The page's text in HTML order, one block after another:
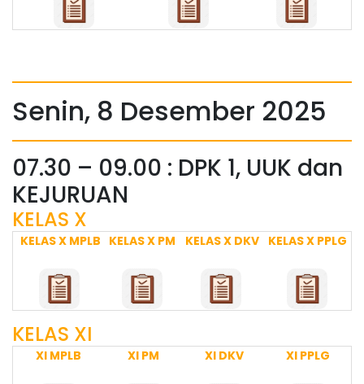
Senin, 8 Desember 2025
07.30 – 09.00 : DPK 1, UUK dan
KEJURUAN
KELAS X
KELAS X MPLB KELAS X PM KELAS X DKV KELAS X PPLG
KELAS XI
XI MPLB XI PM XI DKV XI PPLG